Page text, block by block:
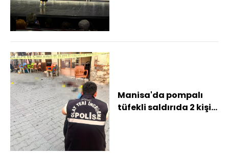
Manisa'da pompalı
tüfekli saldırıda 2 kişi